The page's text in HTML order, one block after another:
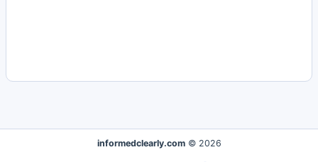
informedclearly.com © 2026